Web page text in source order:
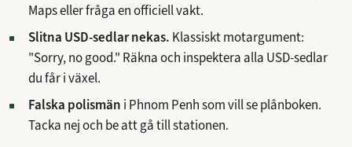
Maps eller fråga en officiell vakt.
Slitna USD-sedlar nekas. Klassiskt motargument:
"Sorry, no good." Räkna och inspektera alla USD-sedlar
du får i växel.
Falska polismän i Phnom Penh som vill se plånboken.
Tacka nej och be att gå till stationen.